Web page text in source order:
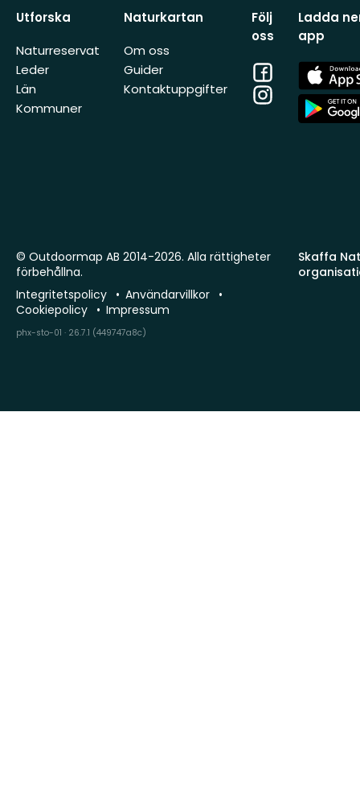
Utforska
Naturreservat
Leder
Län
Kommuner
Naturkartan
Om oss
Guider
Kontaktuppgifter
Följ
oss
Facebook
Instagram
Ladda
app
App
Store
App
Store
Skaffa
© Outdoormap AB 2014-2026. Alla rättigheter
förbehållna.
Integritetspolicy
Användarvillkor
Cookiepolicy
Impressum
phx-sto-01 · 26.7.1 (449747a8c)